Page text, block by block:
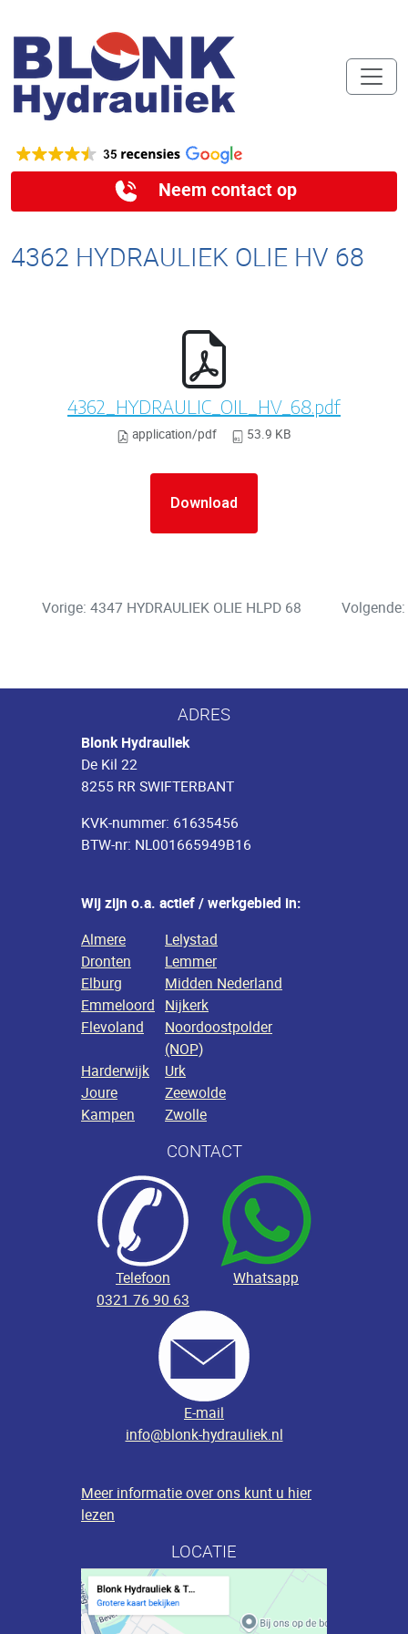
Neem contact op
4362 HYDRAULIEK OLIE HV 68
4362_HYDRAULIC_OIL_HV_68.pdf
application/pdf 53.9 KB
Download
Vorige: 4347 HYDRAULIEK OLIE HLPD 68 Volgende:
ADRES
Blonk Hydrauliek
De Kil 22
8255 RR SWIFTERBANT
KVK-nummer: 61635456
BTW-nr: NL001665949B16
Wij zijn o.a. actief / werkgebied in:
Almere
Lelystad
Dronten
Lemmer
Elburg
Midden Nederland
Emmeloord Nijkerk
Flevoland
Noordoostpolder
(NOP)
Harderwijk
Urk
Joure
Zeewolde
Kampen
Zwolle
CONTACT
Telefoon
Whatsapp
0321 76 90 63
E-mail
info@blonk-hydrauliek.nl
Meer informatie over ons kunt u hier
lezen
LOCATIE